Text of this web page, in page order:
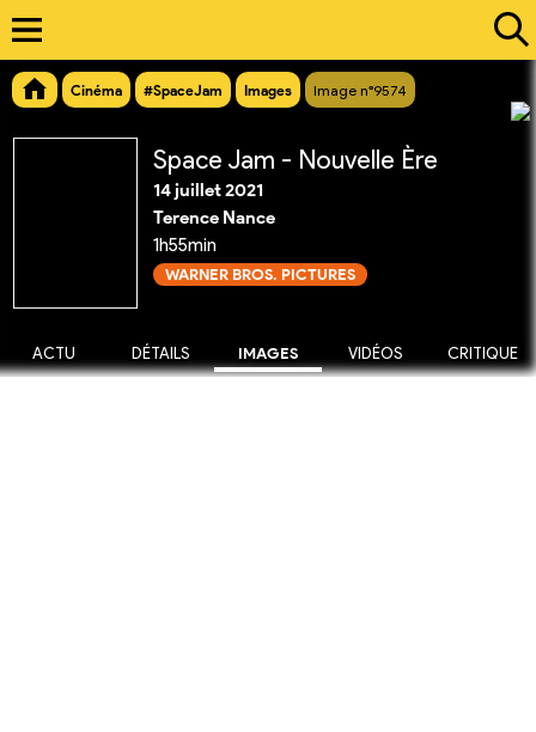
Cinéma #SpaceJam Images Image n°9574
Space Jam - Nouvelle Ère
14 juillet 2021
Terence Nance
1h55min
WARNER BROS. PICTURES
ACTU DÉTAILS IMAGES VIDÉOS CRITIQUE